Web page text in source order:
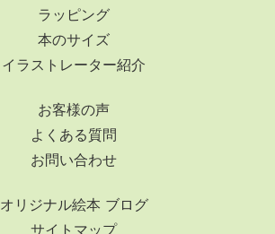
ラッピング
本のサイズ
イラストレーター紹介
お客様の声
よくある質問
お問い合わせ
オリジナル絵本 ブログ
サイトマップ